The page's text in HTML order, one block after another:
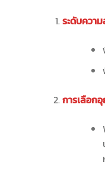
ระดับความ
การเลือก